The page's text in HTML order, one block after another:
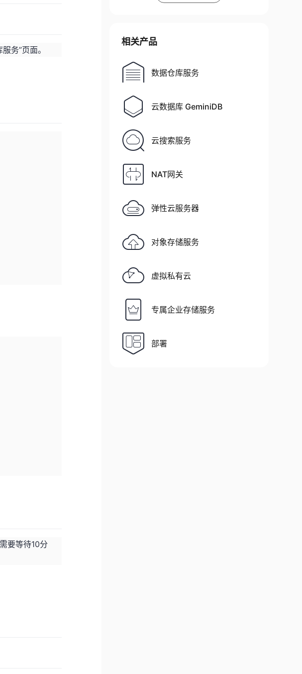
务”页面。
要等待10分
相关产品
数据仓库服务
云数据库 GeminiDB
云搜索服务
NAT网关
弹性云服务器
对象存储服务
虚拟私有云
专属企业存储服务
部署